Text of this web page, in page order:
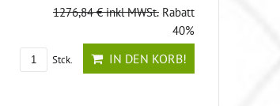
1276,84 €inkl MWSt. Rabatt
40%
Stck. IN DEN KORB!